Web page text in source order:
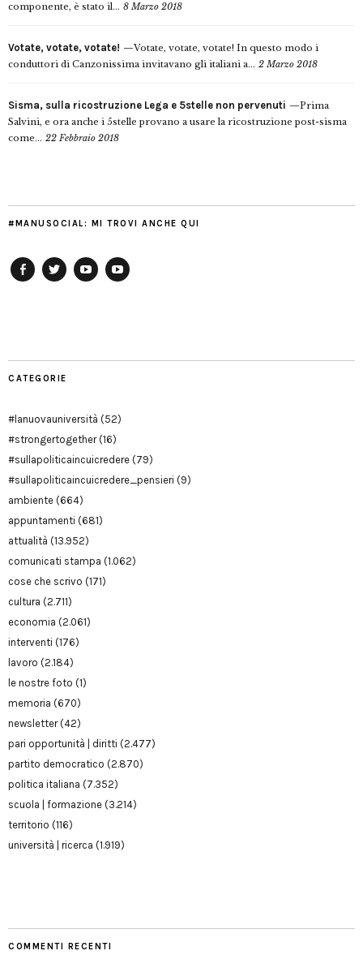
componente, è stato il... 8 Marzo 2018
Votate, votate, votate!
Votate, votate, votate! In questo modo i
conduttori di Canzonissima invitavano gli italiani a... 2 Marzo 2018
Sisma, sulla ricostruzione Lega e 5stelle non pervenuti
Prima
Salvini, e ora anche i 5stelle provano a usare la ricostruzione post-sisma
come... 22 Febbraio 2018
#MANUSOCIAL: MI TROVI ANCHE QUI
CATEGORIE
#lanuovauniversità (52)
#strongertogether(16)
#sullapoliticaincuicredere (79)
#sullapoliticaincuicredere_pensieri (9)
ambiente (664)
appuntamenti (681)
attualità (13.952)
comunicati stampa (1.062)
cose che scrivo (171)
cultura (2.711)
economia (2.061)
interventi (176)
lavoro (2.184)
le nostre foto (1)
memoria (670)
newsletter(42)
pari opportunità | diritti (2.477)
partito democratico (2.870)
politica italiana (7.352)
scuola | formazione (3.214)
territorio (116)
università | ricerca (1.919)
COMMENTI RECENTI